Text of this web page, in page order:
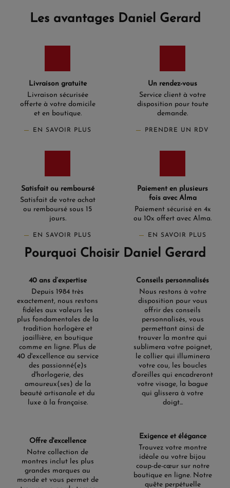
Les avantages Daniel Gerard
Livraison gratuite
Livraison sécurisée
offerte à votre domicile
et en boutique.
EN SAVOIR PLUS
Un rendez-vous
Service client à votre
disposition pour toute
demande.
PRENDRE UN RDV
Satisfait ou remboursé
Satisfait de votre achat
ou remboursé sous 15
jours.
EN SAVOIR PLUS
Paiement en plusieurs
fois avec Alma
Paiement sécurisé en 4x
ou 10x offert avec Alma.
EN SAVOIR PLUS
Pourquoi Choisir Daniel Gerard
40 ans d’expertise
Depuis 1984 très
exactement, nous restons
fidèles aux valeurs les
plus fondamentales de la
tradition horlogère et
joaillière, en boutique
comme en ligne. Plus de
40 d'excellence au service
des passionné(e)s
d'horlogerie, des
amoureux(ses) de la
beauté artisanale et du
luxe à la française.
Conseils personnalisés
Nous restons à votre
disposition pour vous
offrir des conseils
personnalisés, vous
permettant ainsi de
trouver la montre qui
sublimera votre poignet,
le collier qui illuminera
votre cou, les boucles
d'oreilles qui encadreront
votre visage, la bague
qui glissera à votre
doigt...
Offre d'excellence
Notre collection de
montres inclut les plus
grandes marques au
monde et vous permet de
Exigence et élégance
Trouvez votre montre
idéale ou votre bijou
coup-de-cœur sur notre
boutique en ligne. Notre
quête perpétuelle